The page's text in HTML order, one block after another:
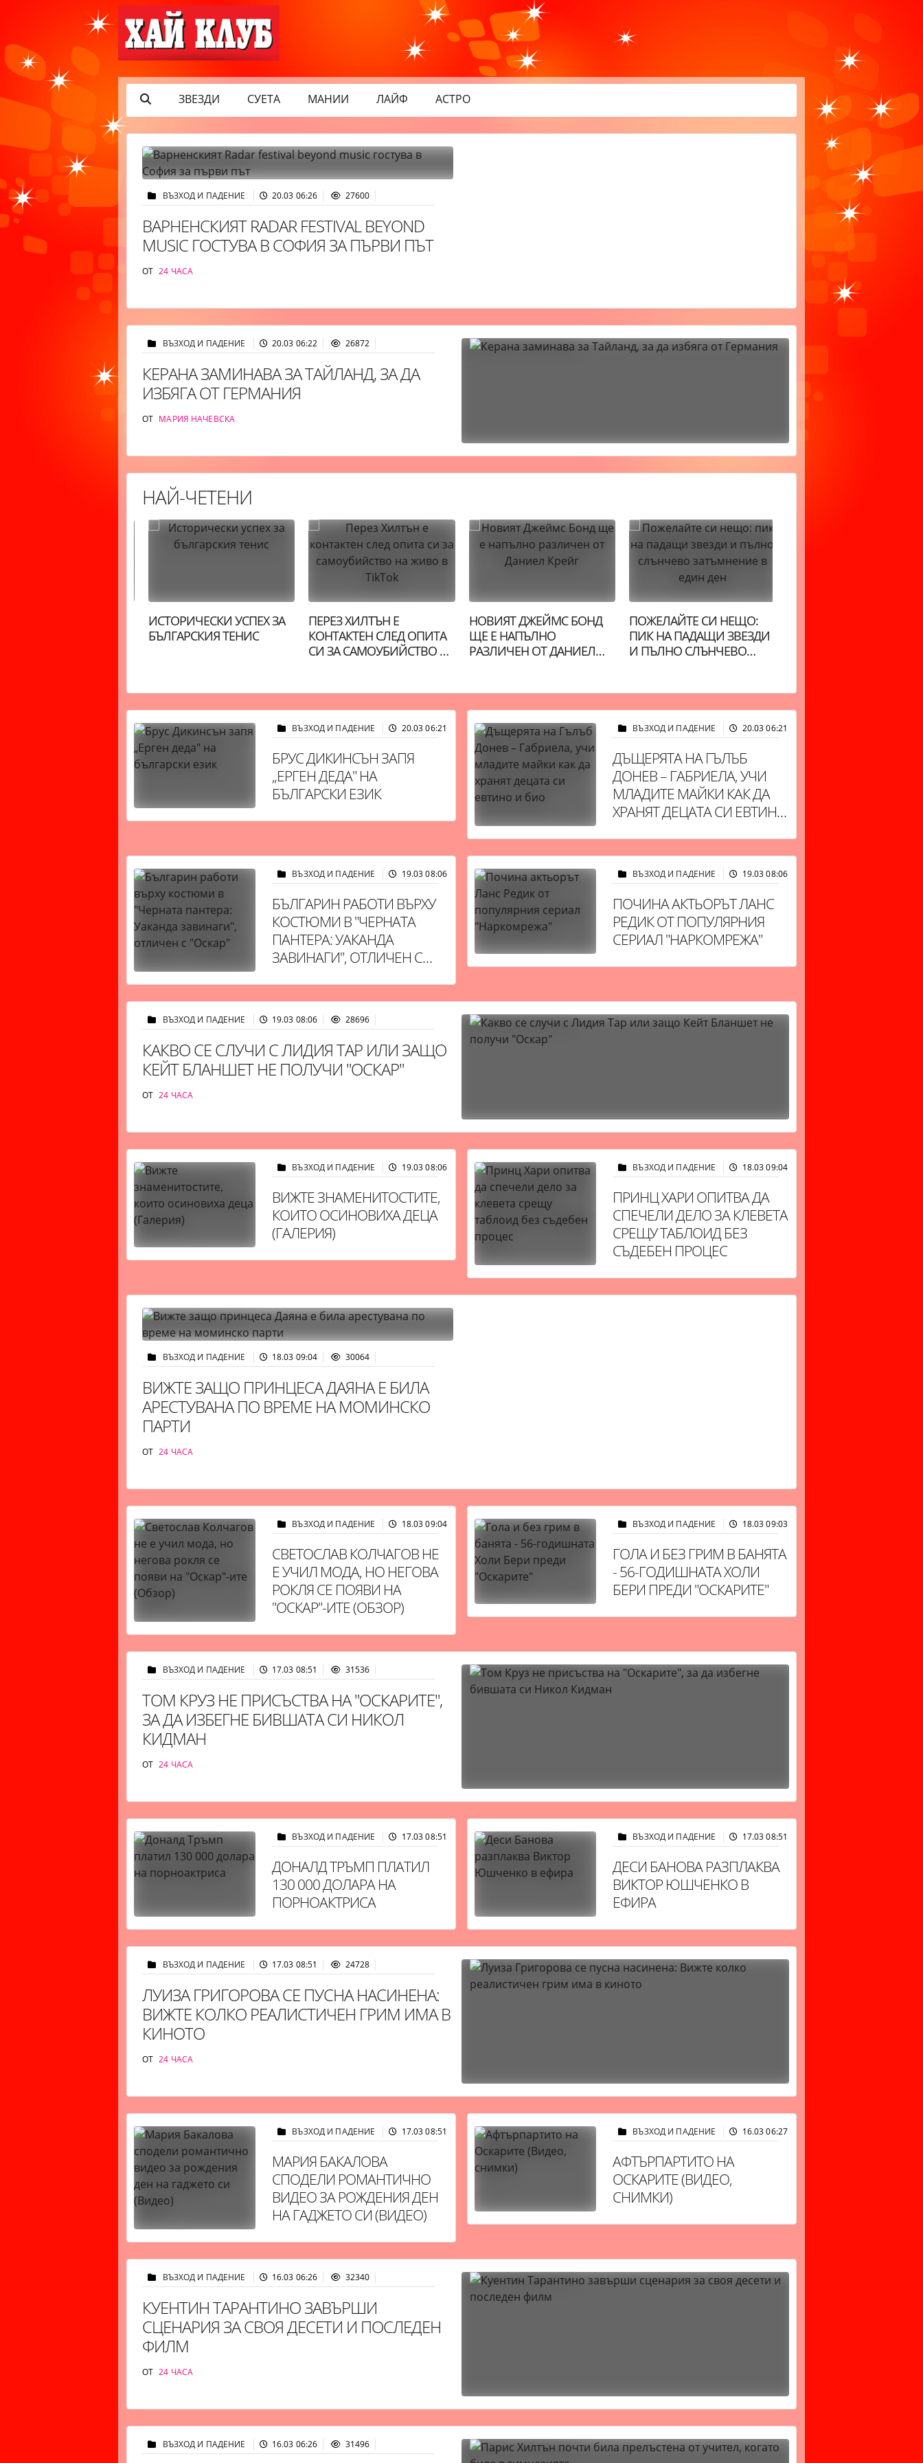
ЗВЕЗДИ СУЕТА МАНИИ ЛАЙФ АСТРО
ВЪЗХОД И ПАДЕНИЕ 20.03 06:26 27600
ВАРНЕНСКИЯТ RADAR FESTIVAL BEYOND
MUSIC ГОСТУВА В СОФИЯ ЗА ПЪРВИ ПЪТ
ОТ 24 ЧАСА
ВЪЗХОД И ПАДЕНИЕ 20.03 06:22 26872
КЕРАНА ЗАМИНАВА ЗА ТАЙЛАНД, ЗА ДА
ИЗБЯГА ОТ ГЕРМАНИЯ
ОТ МАРИЯ НАЧЕВСКА
НАЙ-ЧЕТЕНИ
ИСТОРИЧЕСКИ УСПЕХ ЗА
БЪЛГАРСКИЯ ТЕНИС
ПЕРЕЗ ХИЛТЪН Е
КОНТАКТЕН СЛЕД ОПИТА
СИ ЗА САМОУБИЙСТВО НА
НОВИЯТ ДЖЕЙМС БОНД
ЩЕ Е НАПЪЛНО
РАЗЛИЧЕН ОТ ДАНИЕЛ
ПОЖЕЛАЙТЕ СИ НЕЩО:
ПИК НА ПАДАЩИ ЗВЕЗДИ
И ПЪЛНО СЛЪНЧЕВО
ВЪЗХОД И ПАДЕНИЕ 20.03 06:21 27368
БРУС ДИКИНСЪН ЗАПЯ
„ЕРГЕН ДЕДА" НА
БЪЛГАРСКИ ЕЗИК
ВЪЗХОД И ПАДЕНИЕ 20.03 06:21
ДЪЩЕРЯТА НА ГЪЛЪБ
ДОНЕВ – ГАБРИЕЛА, УЧИ
МЛАДИТЕ МАЙКИ КАК ДА
ХРАНЯТ ДЕЦАТА СИ ЕВТИНО
ВЪЗХОД И ПАДЕНИЕ 19.03 08:06 28908
БЪЛГАРИН РАБОТИ ВЪРХУ
КОСТЮМИ В "ЧЕРНАТА
ПАНТЕРА: УАКАНДА
ЗАВИНАГИ", ОТЛИЧЕН С
ВЪЗХОД И ПАДЕНИЕ 19.03 08:06
ПОЧИНА АКТЬОРЪТ ЛАНС
РЕДИК ОТ ПОПУЛЯРНИЯ
СЕРИАЛ "НАРКОМРЕЖА"
ВЪЗХОД И ПАДЕНИЕ 19.03 08:06 28696
КАКВО СЕ СЛУЧИ С ЛИДИЯ ТАР ИЛИ ЗАЩО
КЕЙТ БЛАНШЕТ НЕ ПОЛУЧИ "ОСКАР"
ОТ 24 ЧАСА
ВЪЗХОД И ПАДЕНИЕ 19.03 08:06 29852
ВИЖТЕ ЗНАМЕНИТОСТИТЕ,
КОИТО ОСИНОВИХА ДЕЦА
(ГАЛЕРИЯ)
ВЪЗХОД И ПАДЕНИЕ 18.03 09:04
ПРИНЦ ХАРИ ОПИТВА ДА
СПЕЧЕЛИ ДЕЛО ЗА КЛЕВЕТА
СРЕЩУ ТАБЛОИД БЕЗ
СЪДЕБЕН ПРОЦЕС
ВЪЗХОД И ПАДЕНИЕ 18.03 09:04 30064
ВИЖТЕ ЗАЩО ПРИНЦЕСА ДАЯНА Е БИЛА
АРЕСТУВАНА ПО ВРЕМЕ НА МОМИНСКО
ПАРТИ
ОТ 24 ЧАСА
ВЪЗХОД И ПАДЕНИЕ 18.03 09:04 30320
СВЕТОСЛАВ КОЛЧАГОВ НЕ
Е УЧИЛ МОДА, НО НЕГОВА
РОКЛЯ СЕ ПОЯВИ НА
"ОСКАР"-ИТЕ (ОБЗОР)
ВЪЗХОД И ПАДЕНИЕ 18.03 09:03
ГОЛА И БЕЗ ГРИМ В БАНЯТА
- 56-ГОДИШНАТА ХОЛИ
БЕРИ ПРЕДИ "ОСКАРИТЕ"
ВЪЗХОД И ПАДЕНИЕ 17.03 08:51 31536
ТОМ КРУЗ НЕ ПРИСЪСТВА НА "ОСКАРИТЕ",
ЗА ДА ИЗБЕГНЕ БИВШАТА СИ НИКОЛ
КИДМАН
ОТ 24 ЧАСА
ВЪЗХОД И ПАДЕНИЕ 17.03 08:51 29928
ДОНАЛД ТРЪМП ПЛАТИЛ
130 000 ДОЛАРА НА
ПОРНОАКТРИСА
ВЪЗХОД И ПАДЕНИЕ 17.03 08:51
ДЕСИ БАНОВА РАЗПЛАКВА
ВИКТОР ЮШЧЕНКО В
ЕФИРА
ВЪЗХОД И ПАДЕНИЕ 17.03 08:51 24728
ЛУИЗА ГРИГОРОВА СЕ ПУСНА НАСИНЕНА:
ВИЖТЕ КОЛКО РЕАЛИСТИЧЕН ГРИМ ИМА В
КИНОТО
ОТ 24 ЧАСА
ВЪЗХОД И ПАДЕНИЕ 17.03 08:51 31376
МАРИЯ БАКАЛОВА
СПОДЕЛИ РОМАНТИЧНО
ВИДЕО ЗА РОЖДЕНИЯ ДЕН
НА ГАДЖЕТО СИ (ВИДЕО)
ВЪЗХОД И ПАДЕНИЕ 16.03 06:27
АФТЪРПАРТИТО НА
ОСКАРИТЕ (ВИДЕО,
СНИМКИ)
ВЪЗХОД И ПАДЕНИЕ 16.03 06:26 32340
КУЕНТИН ТАРАНТИНО ЗАВЪРШИ
СЦЕНАРИЯ ЗА СВОЯ ДЕСЕТИ И ПОСЛЕДЕН
ФИЛМ
ОТ 24 ЧАСА
ВЪЗХОД И ПАДЕНИЕ 16.03 06:26 31496